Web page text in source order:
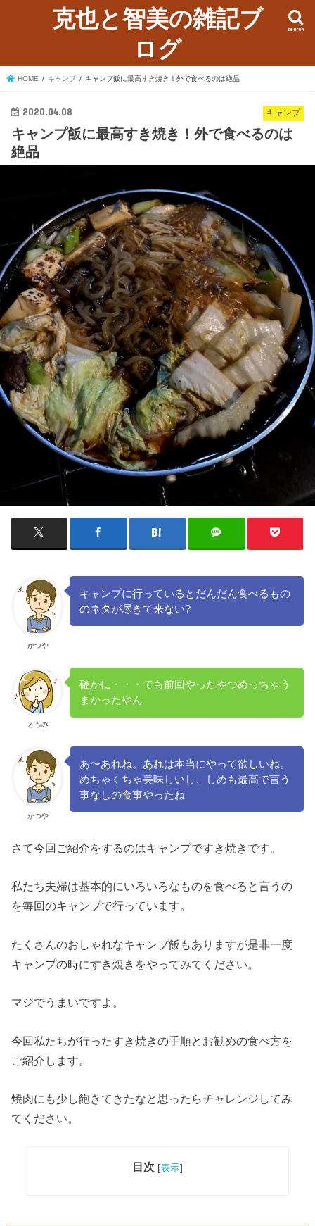
克也と智美の雑記ブ
ログ
search
HOME キャンプ キャンプ飯に最高すき焼き！外で食べるのは絶品
キャンプ
2020.04.08
キャンプ飯に最高すき焼き！外で食べるのは
絶品
かつや
キャンプに行っているとだんだん食べるもの
のネタが尽きて来ない?
ともみ
確かに・・・でも前回やったやつめっちゃう
まかったやん
かつや
あ〜あれね。あれは本当にやって欲しいね。
めちゃくちゃ美味しいし、しめも最高で言う
事なしの食事やったね
さて今回ご紹介をするのはキャンプですき焼きです。
私たち夫婦は基本的にいろいろなものを食べると言うの
を毎回のキャンプで行っています。
たくさんのおしゃれなキャンプ飯もありますが是非一度
キャンプの時にすき焼きをやってみてください。
マジでうまいですよ。
今回私たちが行ったすき焼きの手順とお勧めの食べ方を
ご紹介します。
焼肉にも少し飽きてきたなと思ったらチャレンジしてみ
てください。
目次 [表示]